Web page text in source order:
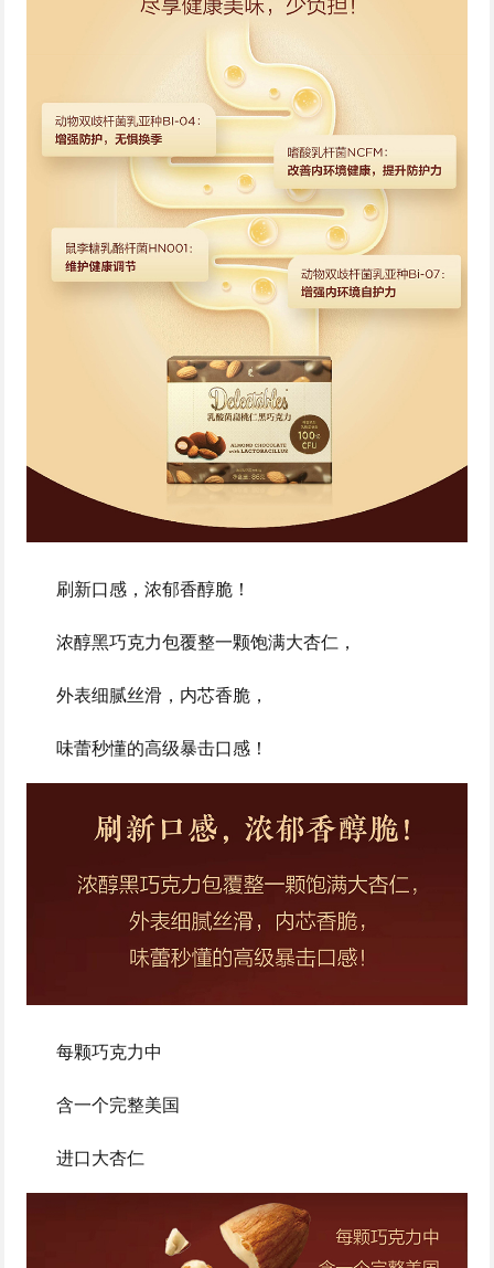
刷新口感，浓郁香醇脆！
浓醇黑巧克力包覆整一颗饱满大杏仁，
外表细腻丝滑，内芯香脆，
味蕾秒懂的高级暴击口感！
每颗巧克力中
含一个完整美国
进口大杏仁